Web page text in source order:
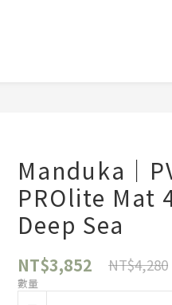
Manduka｜
PROlite Mat
Deep Sea
NT$3,852 NT$4,280
數量